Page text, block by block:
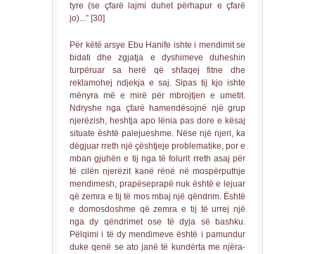
tyre (se çfarë lajmi duhet përhapur e çfarë
jo)...” [30]
Për këtë arsye Ebu Hanife ishte i mendimit se
bidati dhe zgjatja e dyshimeve duheshin
turpëruar sa herë që shfaqej fitne dhe
reklamohej ndjekja e saj. Sipas tij kjo ishte
mënyra më e mirë për mbrojtjen e umetit.
Ndryshe nga çfarë hamendësojnë një grup
njerëzish, heshtja apo lënia pas dore e kësaj
situate është palejueshme. Nëse një njeri, ka
dëgjuar rreth një çështjeje problematike, por e
mban gjuhën e tij nga të folurit rreth asaj për
të cilën njerëzit kanë rënë në mospërputhje
mendimesh, prapëseprapë nuk është e lejuar
që zemra e tij të mos mbaj një qëndrim. Është
e domosdoshme që zemra e tij të urrej një
nga dy qëndrimet ose të dyja së bashku.
Pëlqimi i të dy mendimeve është i pamundur
duke qenë se ato janë të kundërta me njëra-